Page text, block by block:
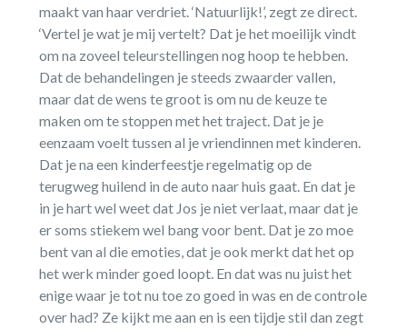
maakt van haar verdriet. ‘Natuurlijk!’, zegt ze direct.
‘Vertel je wat je mij vertelt? Dat je het moeilijk vindt
om na zoveel teleurstellingen nog hoop te hebben.
Dat de behandelingen je steeds zwaarder vallen,
maar dat de wens te groot is om nu de keuze te
maken om te stoppen met het traject. Dat je je
eenzaam voelt tussen al je vriendinnen met kinderen.
Dat je na een kinderfeestje regelmatig op de
terugweg huilend in de auto naar huis gaat. En dat je
in je hart wel weet dat Jos je niet verlaat, maar dat je
er soms stiekem wel bang voor bent. Dat je zo moe
bent van al die emoties, dat je ook merkt dat het op
het werk minder goed loopt. En dat was nu juist het
enige waar je tot nu toe zo goed in was en de controle
over had? Ze kijkt me aan en is een tijdje stil dan zegt